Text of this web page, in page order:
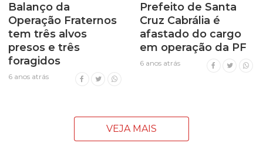
Balanço da
Operação Fraternos
tem três alvos
presos e três
foragidos
6 anos atrás
Prefeito de Santa
Cruz Cabrália é
afastado do cargo
em operação da PF
6 anos atrás
VEJA MAIS